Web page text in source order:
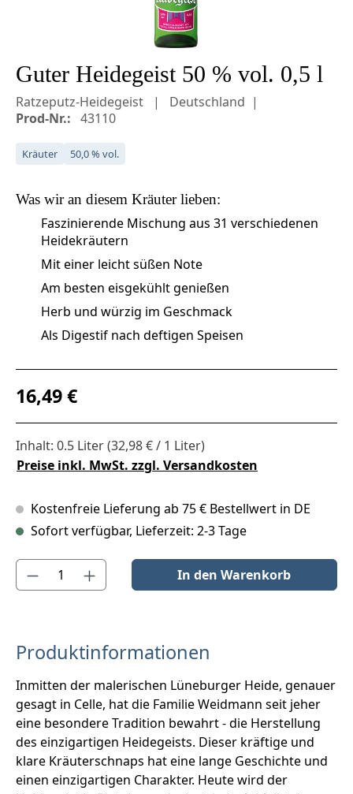
Guter Heidegeist 50 % vol. 0,5 l
Ratzeputz-Heidegeist
Deutschland
Prod-Nr.: 43110
Kräuter 50,0 % vol.
Was wir an diesem Kräuterlieben:
Faszinierende Mischung aus 31 verschiedenen
Heidekräutern
Mit einer leicht süßen Note
Am besten eisgekühlt genießen
Herb und würzig im Geschmack
Als Digestif nach deftigen Speisen
Regulärer Preis:
16,49 €
Inhalt: 0.5 Liter(32,98 € / 1 Liter)
Preise inkl. MwSt. zzgl. Versandkosten
Kostenfreie Lieferung ab 75 € Bestellwert in DE
Sofort verfügbar, Lieferzeit: 2-3 Tage
Produkt Anzahl: Gib den gewünschten Wert ein oder benutze
In den Warenkorb
Produktinformationen
Inmitten der malerischen Lüneburger Heide, genauer
gesagt in Celle, hat die Familie Weidmann seit jeher
eine besondere Tradition bewahrt - die Herstellung
des einzigartigen Heidegeists. Dieser kräftige und
klare Kräuterschnaps hat eine lange Geschichte und
einen einzigartigen Charakter. Heute wird der